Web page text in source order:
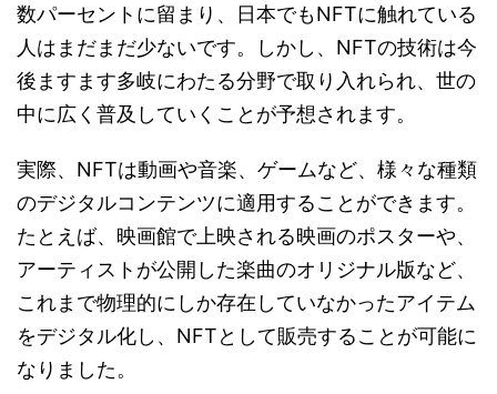
数パーセントに留まり、日本でもNFTに触れている
人はまだまだ少ないです。しかし、NFTの技術は今
後ますます多岐にわたる分野で取り入れられ、世の
中に広く普及していくことが予想されます。
実際、NFTは動画や音楽、ゲームなど、様々な種類
のデジタルコンテンツに適用することができます。
たとえば、映画館で上映される映画のポスターや、
アーティストが公開した楽曲のオリジナル版など、
これまで物理的にしか存在していなかったアイテム
をデジタル化し、NFTとして販売することが可能に
なりました。